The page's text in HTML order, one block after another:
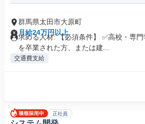
群馬県太田市大原町
月給24万円以上
求める人材: 【必須条件】 ✅高校・専
を卒業された方、または建...
交通費支給
正社員